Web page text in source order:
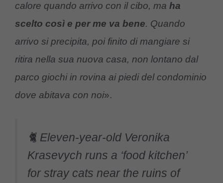
calore quando arrivo con il cibo, ma ha
scelto così e per me va bene. Quando
arrivo si precipita, poi finito di mangiare si
ritira nella sua nuova casa, non lontano dal
parco giochi in rovina ai piedi del condominio
dove abitava con noi».
🐈 Eleven-year-old Veronika
Krasevych runs a ‘food kitchen’
for stray cats near the ruins of